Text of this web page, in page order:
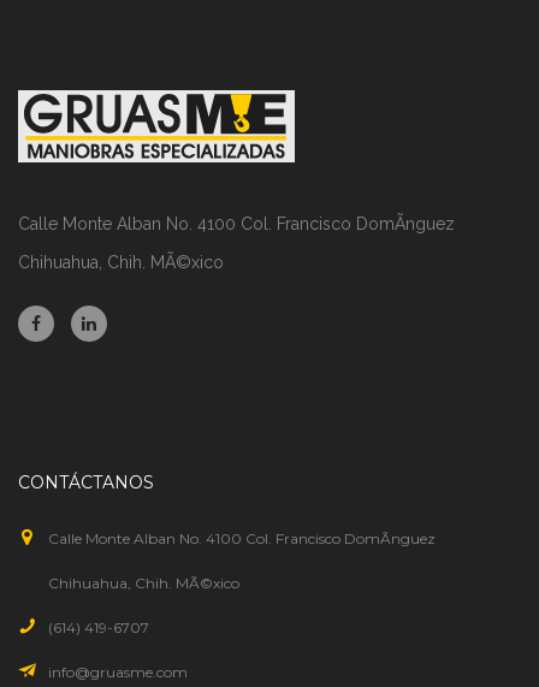
Calle Monte Alban No. 4100 Col. Francisco DomÃ­nguez
Chihuahua, Chih. MÃ©xico
CONTÁCTANOS
Calle Monte Alban No. 4100 Col. Francisco DomÃ­nguez
Chihuahua, Chih. MÃ©xico
(614) 419-6707
info@gruasme.com